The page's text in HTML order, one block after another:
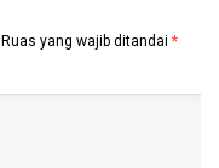
Ruas yang wajib ditandai *